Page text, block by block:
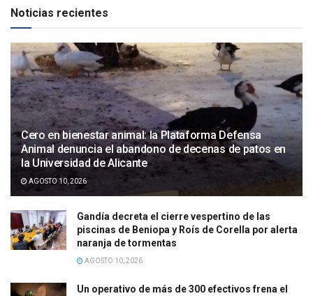
Noticias recientes
Cero en bienestar animal: la Plataforma Defensa
Animal denuncia el abandono de decenas de patos en
la Universidad de Alicante
AGOSTO 10, 2026
Gandía decreta el cierre vespertino de las
piscinas de Beniopa y Roís de Corella por alerta
naranja de tormentas
AGOSTO 10, 2026
Un operativo de más de 300 efectivos frena el